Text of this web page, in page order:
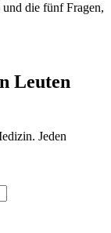
die fünf Fragen,
Leuten
Jeden